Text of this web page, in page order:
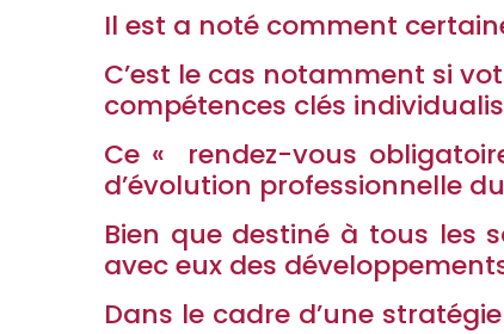
Il est a noté comment
C’est le cas notamment si
compétences clés
Ce « rendez-vous
d’évolution professionnelle
Bien que destiné à tous les
avec eux des
Dans le cadre d’une